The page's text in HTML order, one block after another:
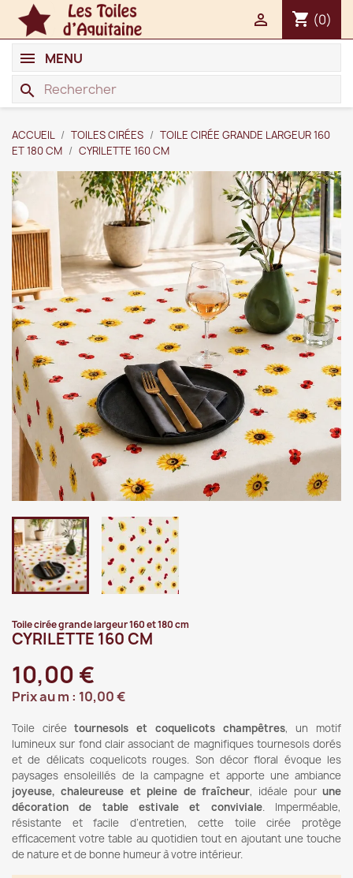
shopping_cart (0)

search
MENU
ACCUEIL TOILES CIRÉES
TOILE CIRÉE GRANDE LARGEUR 160
ET 180 CM
CYRILETTE 160 CM
Toile cirée grande largeur 160 et 180 cm
CYRILETTE 160 CM
10,00 €
Prix au m : 10,00 €
Toile ciréetournesols et coquelicots champêtres, un motif
lumineux sur fond clair associant de magnifiques tournesols dorés
et de délicats coquelicots rouges. Son décor floral évoque les
paysages ensoleillés de la campagne et apporte une ambiance
joyeuse, chaleureuse et pleine de fraîcheur, idéale pour une
décoration de table estivale et conviviale. Imperméable,
résistante et facile d’entretien, cette toile cirée protège
efficacement votre table au quotidien tout en ajoutant une touche
de nature et de bonne humeur à votre intérieur.